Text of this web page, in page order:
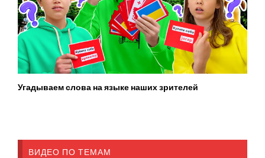
Угадываем слова на языке наших зрителей
ВИДЕО ПО ТЕМАМ